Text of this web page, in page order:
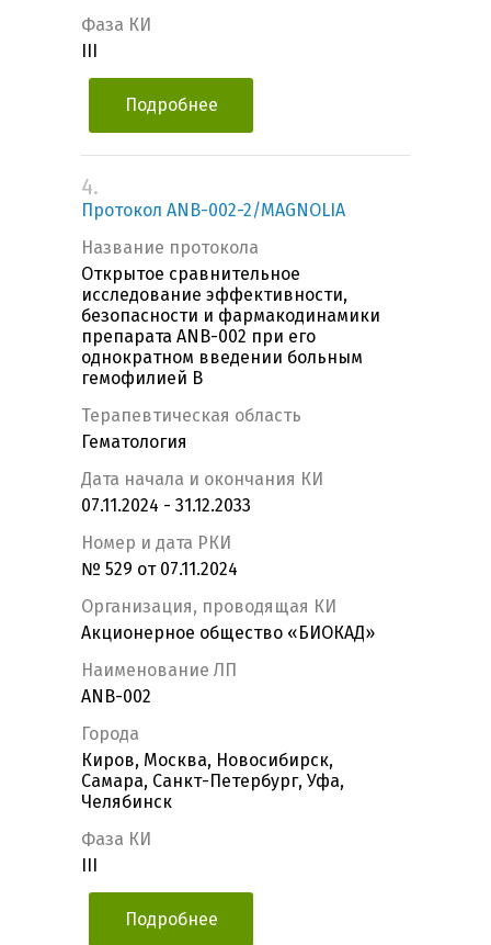
Фаза КИ
Подробнее
4.
Протокол ANB-002-2/MAGNOLIA
Название протокола
Открытое сравнительное
исследование эффективности,
безопасности и фармакодинамики
препарата ANB-002 при его
однократном введении больным
гемофилией В
Терапевтическая область
Гематология
Дата начала и окончания КИ
07.11.2024 - 31.12.2033
Номер и дата РКИ
№ 529 от 07.11.2024
Организация, проводящая КИ
Акционерное общество «БИОКАД»
Наименование ЛП
ANB-002
Города
Киров, Москва, Новосибирск,
Самара, Санкт-Петербург, Уфа,
Челябинск
Фаза КИ
Подробнее